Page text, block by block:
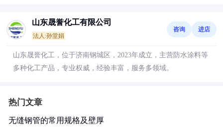
山东晟誉化工有限公司
法人:孙堂娟
咨询 进店
山东晟誉化工，位于济南钢城区，2023年成立，主营防水涂料等
多种化工产品，专业权威，经验丰富，服务多领域。
热门文章
无缝钢管的常用规格及壁厚